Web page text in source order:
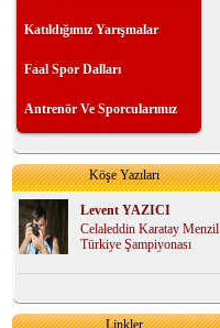
Katıldığımız Yarışmalar
Faal Spor Dalları
Antrenör Ve Sporcularımız
Köşe Yazıları
Levent YAZICI
Celaleddin Karatay Menzil
Türkiye Şampiyonası
Linkler